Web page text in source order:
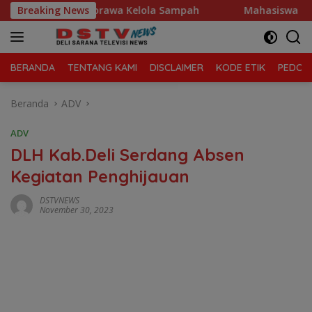
Langsung
ke
konten
Breaking News
Morawa Kelola Sampah Mahasiswa Desak
BERANDA TENTANG KAMI DISCLAIMER KODE ETIK
Beranda ADV
ADV
DLH Kab.Deli Serdang Absen
Kegiatan Penghijauan
DSTVNEWS
November 30, 2023